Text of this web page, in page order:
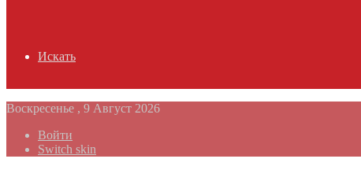
Искать
Воскресенье , 9 Август 2026
Войти
Switch skin